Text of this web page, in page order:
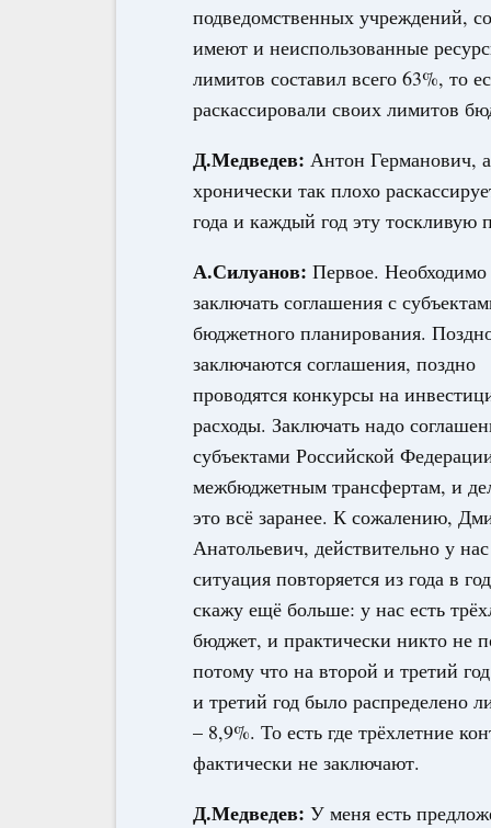
подведомственных учреждений,
имеют и неиспользованные
лимитов составил всего 63%, то
раскассировали своих лимитов
Д.Медведев: Антон Германович,
хронически так плохо
года и каждый год эту
А.Силуанов: Первое. Необходимо
заключать соглашения с
бюджетного планирования.
заключаются соглашения, поздно
проводятся конкурсы на
расходы. Заключать надо
субъектами Российской
межбюджетным трансфертам, и
это всё заранее. К сожалению,
Анатольевич, действительно у
ситуация повторяется из года в
скажу ещё больше: у нас есть
бюджет, и практически никто не
потому что на второй и третий
и третий год было распределено
– 8,9%. То есть где трёхлетние
фактически не заключают.
Д.Медведев: У меня есть